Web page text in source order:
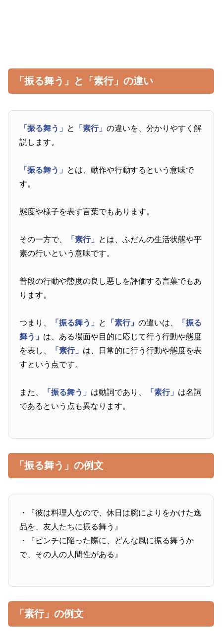
「振る舞う」と「素行」の違い
「振る舞う」 と 「素行」の違いを、分かりやすく解
説します。
「振る舞う」 とは、動作や行動するという意味で
す。
態度や様子を表す言葉でもあります。
その一方で、 「素行」 とは、ふだんの生活状態や平
素の行いという意味です。
普段の行動や態度の良し悪しを評価する言葉でもあ
ります。
つまり、 「振る舞う」 と 「素行」の違いは、
「振る
舞う」 は、ある場面や目的に応じて行う行動や態度
を表し、
「素行」 は、日常的に行う行動や態度を表
すという点です。
また、 「振る舞う」 は動詞であり、 「素行」 は名詞
であるという点も異なります。
「振る舞う」の例文
・『彼は料理人なので、休日は腕によりをかけた逸
品を、友人たちに振る舞う』
・『ピンチに陥った際に、どんな風に振る舞うか
で、その人の人間性がある』
「素行」の例文